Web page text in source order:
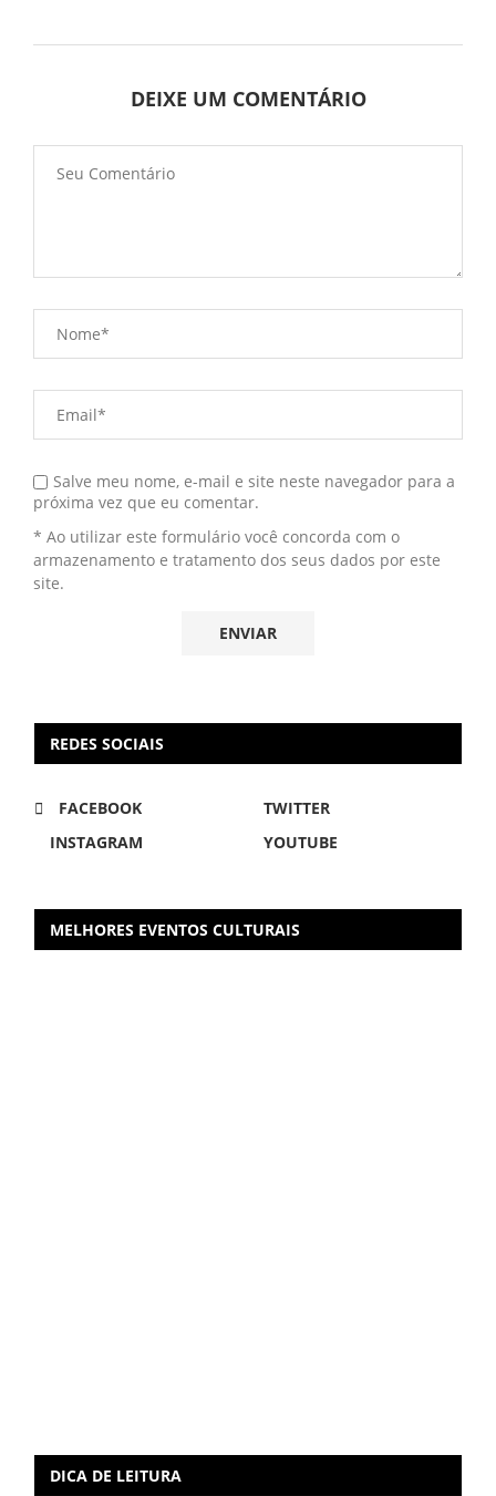
DEIXE UM COMENTÁRIO
Salve meu nome, e-mail e site neste navegador para a
próxima vez que eu comentar.
* Ao utilizar este formulário você concorda com o
armazenamento e tratamento dos seus dados por este
site.
REDES SOCIAIS
FACEBOOK
TWITTER
INSTAGRAM
YOUTUBE
MELHORES EVENTOS CULTURAIS
DICA DE LEITURA